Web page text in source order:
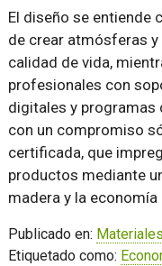
El diseño se entiende
de crear atmósferas
calidad de vida,
profesionales con
digitales y programas
con un compromiso
certificada, que
productos mediante
madera y la economía
Publicado en:
Etiquetado como: